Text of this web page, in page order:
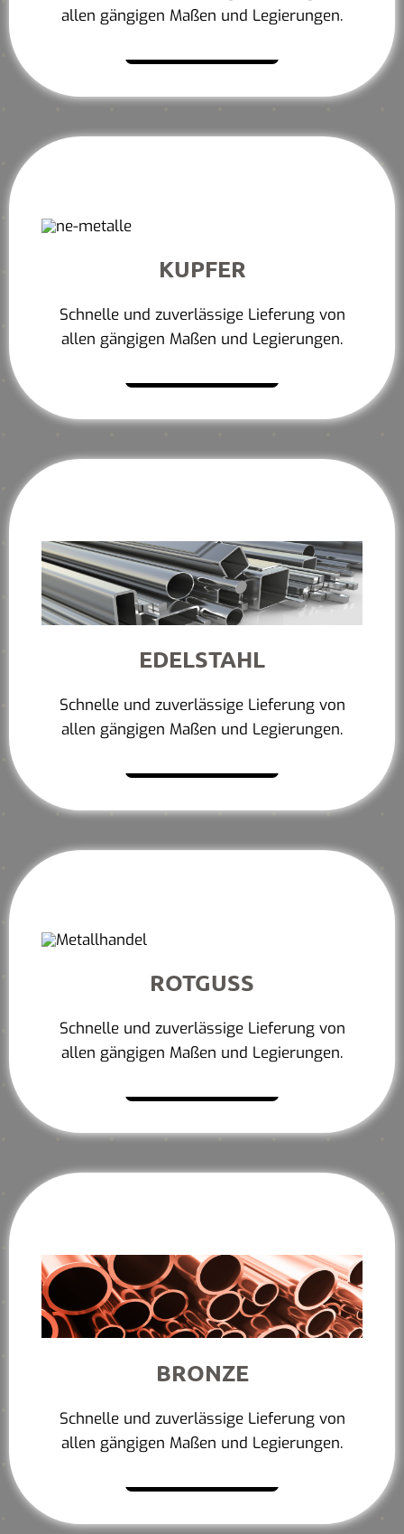
allen gängigen Maßen und Legierungen.
KUPFER
Schnelle und zuverlässige Lieferung von
allen gängigen Maßen und Legierungen.
EDELSTAHL
Schnelle und zuverlässige Lieferung von
allen gängigen Maßen und Legierungen.
ROTGUSS
Schnelle und zuverlässige Lieferung von
allen gängigen Maßen und Legierungen.
BRONZE
Schnelle und zuverlässige Lieferung von
allen gängigen Maßen und Legierungen.